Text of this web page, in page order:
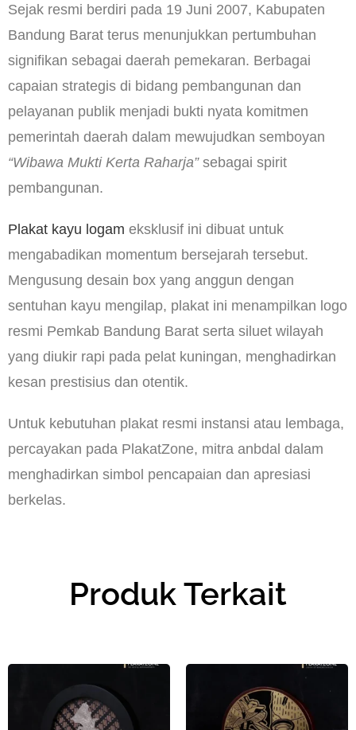
Sejak resmi berdiri pada 19 Juni 2007, Kabupaten
Bandung Barat terus menunjukkan pertumbuhan
signifikan sebagai daerah pemekaran. Berbagai
capaian strategis di bidang pembangunan dan
pelayanan publik menjadi bukti nyata komitmen
pemerintah daerah dalam mewujudkan semboyan
“Wibawa Mukti Kerta Raharja”sebagai spirit
pembangunan.
Plakat kayu logam eksklusif ini dibuat untuk
mengabadikan momentum bersejarah tersebut.
Mengusung desain box yang anggun dengan
sentuhan kayu mengilap, plakat ini menampilkan logo
resmi Pemkab Bandung Barat serta siluet wilayah
yang diukir rapi pada pelat kuningan, menghadirkan
kesan prestisius dan otentik.
Untuk kebutuhan plakat resmi instansi atau lembaga,
percayakan pada PlakatZone, mitra anbdal dalam
menghadirkan simbol pencapaian dan apresiasi
berkelas.
Produk Terkait